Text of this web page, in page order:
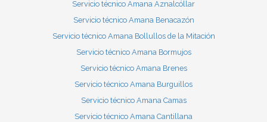
Servicio técnico Amana Aznalcóllar
Servicio técnico Amana Benacazón
Servicio técnico Amana Bollullos de la Mitación
Servicio técnico Amana Bormujos
Servicio técnico Amana Brenes
Servicio técnico Amana Burguillos
Servicio técnico Amana Camas
Servicio técnico Amana Cantillana